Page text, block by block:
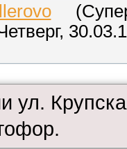
ул.